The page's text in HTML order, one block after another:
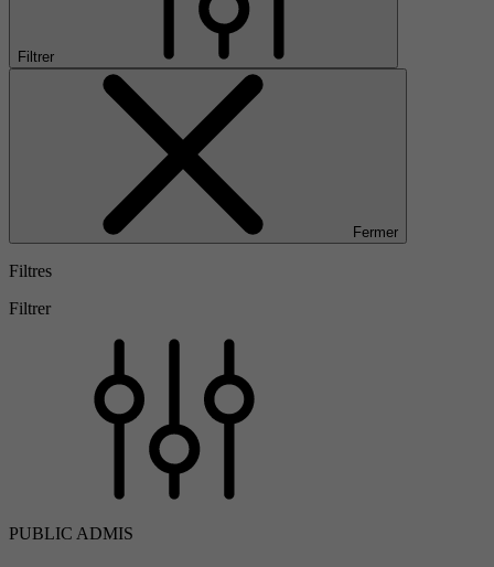
Filtrer
Fermer
Filtres
Filtrer
PUBLIC ADMIS